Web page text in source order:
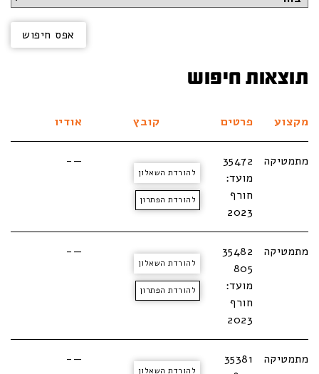
תוצאות חיפוש
מקצוע פרטים קובץ אודיו
מתמטיקה
35472
מועד:
חורף
2023
להורדת השאלון
להורדת הפתרון
—-
מתמטיקה
35482
805
מועד:
חורף
2023
להורדת השאלון
להורדת הפתרון
—-
מתמטיקה
35381
להורדת השאלון
—-